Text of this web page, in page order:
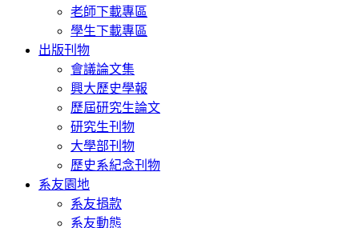
老師下載專區
學生下載專區
出版刊物
會議論文集
興大歷史學報
歷屆研究生論文
研究生刊物
大學部刊物
歷史系紀念刊物
系友園地
系友捐款
系友動態